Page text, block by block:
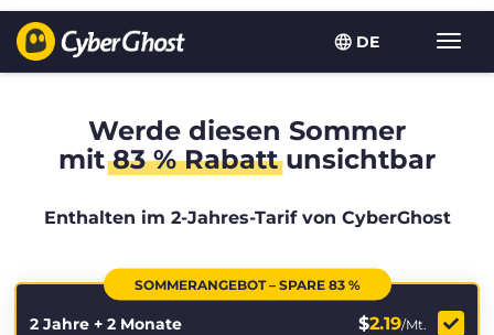
DE
Werde diesen Sommer
mit83 % Rabattunsichtbar
Enthalten im 2-Jahres-Tarif von CyberGhost
SOMMERANGEBOT – SPARE 83 %
2 Jahre + 2 Monate $2.19/Mt.